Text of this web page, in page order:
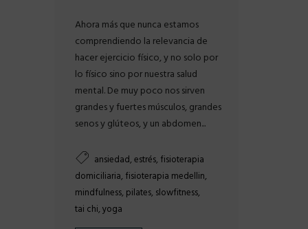
Ahora más que nunca estamos
comprendiendo la relevancia de
hacer ejercicio físico, y no solo por
lo físico sino por nuestra salud
mental. De muy poco nos sirven
grandes y fuertes músculos, grandes
senos y glúteos, y un abdomen...
ansiedad,estrés, fisioterapia
domiciliaria, fisioterapia medellin,
mindfulness, pilates, slowfitness,
tai chi,yoga